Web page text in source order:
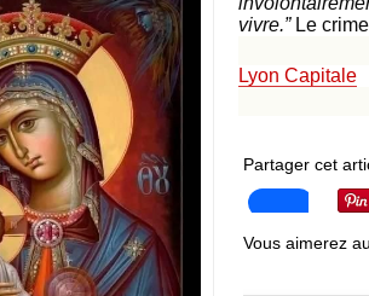
vivre.” Le
Lyon Capitale
Partager cet
Vous aimerez